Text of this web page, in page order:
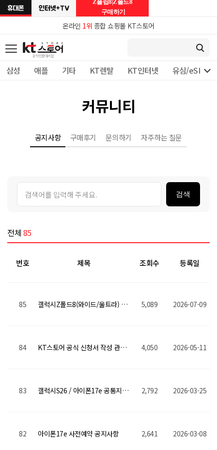
온라인 1위 종합 쇼핑몰 KT스토어
삼성 애플 기타 KT렌탈 KT인터넷 유심/eSIM 개

Z플립8|Z폴드8
구매하기
커뮤니티
공지사항 구매후기 문의하기 자주하는 질문
검색
전체 85
번호 제목 조회수 등록일
85 갤럭시Z폴드8(와이드/울트라) 갤럭시Z플립8 사전예약 공지사항 5,089 2026-07-09
84 KT스토어 공식 신청서 작성 관련 자주 묻는 질문 4,050 2026-05-11
83 갤럭시S26 / 아이폰17e 공통지원금 상향! 2,792 2026-03-25
82 아이폰17e 사전예약 공지사항 2,641 2026-03-08